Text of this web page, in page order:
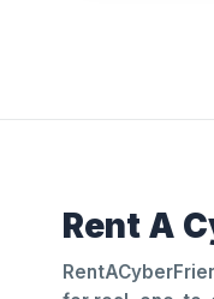
Rent A